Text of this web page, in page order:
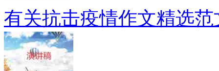
有关抗击疫情作文精选范